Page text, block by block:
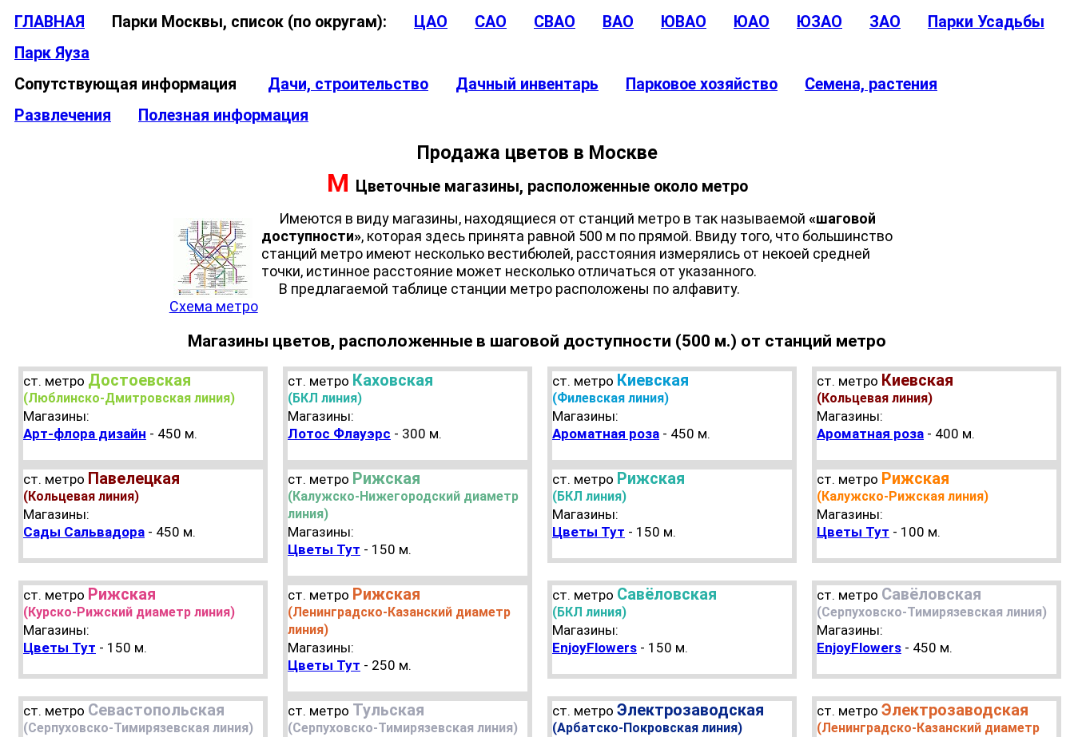
ГЛАВНАЯ Парки Москвы, список (по округам): ЦАО САО СВАО ВАО ЮВАО ЮАО ЮЗАО ЗАО
Парки Усадьбы
Парк Яуза
Сопутствующая информация
Дачи, строительство Дачный инвентарь Парковое хозяйство
Семена, растения
Развлечения
Полезная информация
Продажа цветов в Москве
М Цветочные магазины, расположенные около метро
Схема метро
Имеются в виду магазины, находящиеся от станций метро в так называемой«шаговой
доступности», которая здесь принята равной 500 м по прямой. Ввиду того, что большинство
станций метро имеют несколько вестибюлей, расстояния измерялись от некоей средней
точки, истинное расстояние может несколько отличаться от указанного.
В предлагаемой таблице станции метро расположены по алфавиту.
Магазины цветов, расположенные в шаговой доступности (500 м.) от станций метро
ст. метро Достоевская
(Люблинско-Дмитровская линия)
Магазины:
Арт-флора дизайн - 450 м.
ст. метро Каховская
(БКЛ линия)
Магазины:
Лотос Флауэрс - 300 м.
ст. метро Киевская
(Филевская линия)
Магазины:
Ароматная роза - 450 м.
ст. метро Киевская
(Кольцевая линия)
Магазины:
Ароматная роза - 400 м.
ст. метро Павелецкая
(Кольцевая линия)
Магазины:
Сады Сальвадора - 450 м.
ст. метро Рижская
(Калужско-Нижегородский диаметр
линия)
Магазины:
Цветы Тут - 150 м.
ст. метро Рижская
(БКЛ линия)
Магазины:
Цветы Тут - 150 м.
ст. метро Рижская
(Калужско-Рижская линия)
Магазины:
Цветы Тут - 100 м.
ст. метро Рижская
(Курско-Рижский диаметр линия)
Магазины:
Цветы Тут - 150 м.
ст. метро Рижская
(Ленинградско-Казанский диаметр
линия)
Магазины:
Цветы Тут - 250 м.
ст. метро Савёловская
(БКЛ линия)
Магазины:
EnjoyFlowers - 150 м.
ст. метро Савёловская
(Серпуховско-Тимирязевская линия)
Магазины:
EnjoyFlowers - 450 м.
ст. метро Севастопольская
(Серпуховско-Тимирязевская линия)
ст. метро Тульская
(Серпуховско-Тимирязевская линия)
ст. метро Электрозаводская
(Арбатско-Покровская линия)
ст. метро Электрозаводская
(Ленинградско-Казанский диаметр